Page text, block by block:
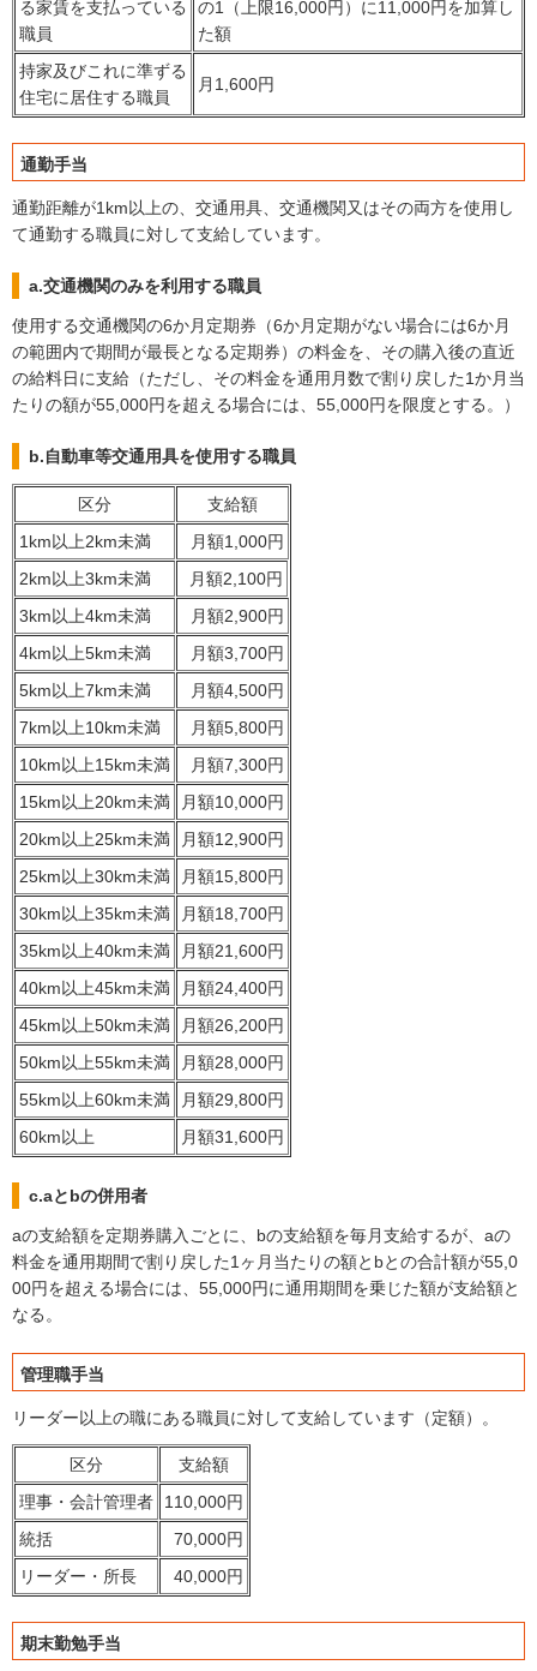
る家賃を支払っている
職員
の1（上限16,000円）に11,000円を加算し
た額
持家及びこれに準ずる
住宅に居住する職員
月1,600円
通勤手当
通勤距離が1km以上の、交通用具、交通機関又はその両方を使用し
て通勤する職員に対して支給しています。
a.交通機関のみを利用する職員
使用する交通機関の6か月定期券（6か月定期がない場合には6か月
の範囲内で期間が最長となる定期券）の料金を、その購入後の直近
の給料日に支給（ただし、その料金を通用月数で割り戻した1か月当
たりの額が55,000円を超える場合には、55,000円を限度とする。）
b.自動車等交通用具を使用する職員
区分
支給額
1km以上2km未満
月額1,000円
2km以上3km未満
月額2,100円
3km以上4km未満
月額2,900円
4km以上5km未満
月額3,700円
5km以上7km未満
月額4,500円
7km以上10km未満
月額5,800円
10km以上15km未満
月額7,300円
15km以上20km未満
月額10,000円
20km以上25km未満
月額12,900円
25km以上30km未満
月額15,800円
30km以上35km未満
月額18,700円
35km以上40km未満
月額21,600円
40km以上45km未満
月額24,400円
45km以上50km未満
月額26,200円
50km以上55km未満
月額28,000円
55km以上60km未満
月額29,800円
60km以上
月額31,600円
c.aとbの併用者
aの支給額を定期券購入ごとに、bの支給額を毎月支給するが、aの
料金を通用期間で割り戻した1ヶ月当たりの額とbとの合計額が55,0
00円を超える場合には、55,000円に通用期間を乗じた額が支給額と
なる。
管理職手当
リーダー以上の職にある職員に対して支給しています（定額）。
区分
支給額
理事・会計管理者
110,000円
統括
70,000円
リーダー・所長
40,000円
期末勤勉手当